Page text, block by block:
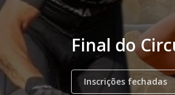
Final do
Inscrições fechadas